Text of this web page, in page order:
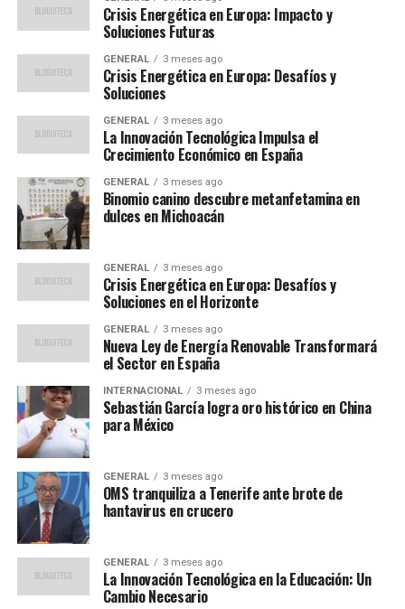
estas preocupaciones se han intensificado.
renovable, aunque necesaria, ha sido más lenta de lo
esperado. La falta de infraestructura adecuada y las
inversiones insuficientes han retrasado el cambio,
dejando a muchos países vulnerables a las fluctuaciones
del mercado de combustibles fósiles.
Opiniones de expertos
SegúnElena Martínez
Instituto de Estudios Energéticos de Oxford, “Europa
necesita diversificar sus fuentes de energía para reducir
su dependencia de un solo proveedor. Esto no solo
incluye aumentar la capacidad de energías renovables,
sino también explorar otras opciones como el hidrógeno
y la energía nuclear.”
“La crisis actual es un
recordatorio de que la
seguridad energética es
crucial para la estabilidad
económica y política de la
región”, añadió Martínez.
Crisis Energética en Europa: Impacto y
Soluciones Futuras
GENERAL 3 meses ago
Crisis Energética en Europa: Desafíos y
Soluciones
GENERAL 3 meses ago
La Innovación Tecnológica Impulsa el
Crecimiento Económico en España
GENERAL 3 meses ago
Binomio canino descubre metanfetamina en
dulces en Michoacán
GENERAL 3 meses ago
Crisis Energética en Europa: Desafíos y
Soluciones en el Horizonte
GENERAL 3 meses ago
Nueva Ley de Energía Renovable Transformará
el Sector en España
INTERNACIONAL 3 meses ago
Sebastián García logra oro histórico en China
para México
GENERAL 3 meses ago
OMS tranquiliza a Tenerife ante brote de
hantavirus en crucero
GENERAL 3 meses ago
La Innovación Tecnológica en la Educación: Un
Cambio Necesario